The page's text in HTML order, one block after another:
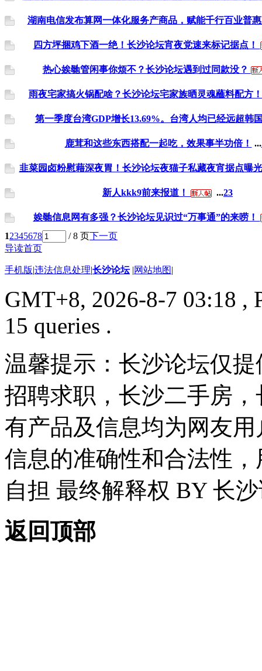
湖南电信发布算网一体化服务产商品，赋能千行百业普
四方坪捆鸡下酒一绝！长沙论坛宵夜党速来标记据点！
热心娭毑管闲事你烦不？长沙论坛遇到过同款没？
雨夜宅家搞火锅配啥？长沙论坛宅家族晒灵魂蘸料配方
第一季度台湾GDP增长13.69%。台湾人均已经远超韩
鹿茸和这些东西搭配一起吃，效果事半功倍！ ...
韭菜园卤粉慰藉深夜胃！长沙论坛夜猫子私藏夜宵据点曝
新人kkk9前来报道！ ...23
娭毑信息网有多强？长沙论坛见识过“万事通”的来唠！
12345678 / 8 页下一页
导读首页
手机版|违法信息处理|长沙论坛 |网站地图|
GMT+8, 2026-8-7 03:18 ,
15 queries .
温馨提示：长沙论坛仅
招聘求职，长沙二手房
有产品及信息均为网友
信息的准确性和合法性
自担 最终解释权 BY 长
返回顶部